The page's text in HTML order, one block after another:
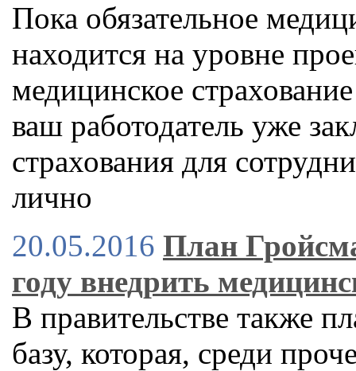
Пока обязательное
находится на уровне
медицинское
ваш работодатель уже
страхования для
лично
20.05.2016 План
году внедрить
В правительстве также
базу, которая, среди